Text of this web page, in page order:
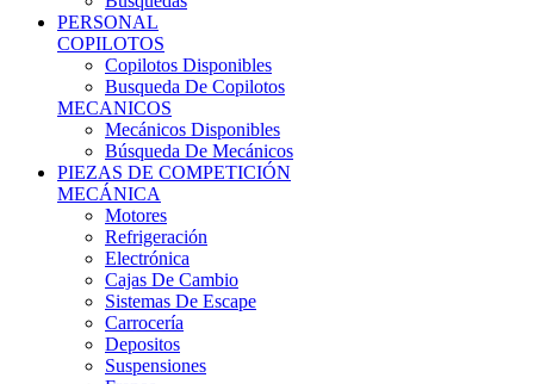
PERSONAL
COPILOTOS
Copilotos Disponibles
Busqueda De Copilotos
MECANICOS
Mecánicos Disponibles
Búsqueda De Mecánicos
PIEZAS DE COMPETICIÓN
MECÁNICA
Motores
Refrigeración
Electrónica
Cajas De Cambio
Sistemas De Escape
Carrocería
Depositos
Suspensiones